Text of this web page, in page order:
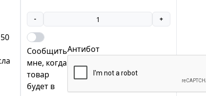
- +
Сообщить
мне, когда
товар
будет в
Антибот